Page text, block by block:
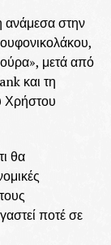
ανάμεσα στην
μετά από
και τη
Χρήστου
θα
ποτέ σε